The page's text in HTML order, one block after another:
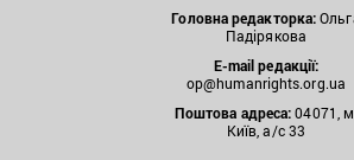
Головна редакторка:
Падірякова
E-mail редакції:
op@humanrights.org.ua
Поштова адреса:04071,
Київ, а/с 33